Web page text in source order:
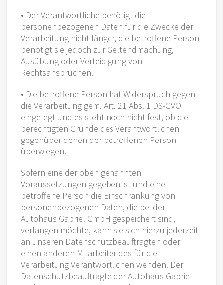
• Der Verantwortliche benötigt die
personenbezogenen Daten für die Zwecke der
Verarbeitung nicht länger, die betroffene Person
benötigt sie jedoch zur Geltendmachung,
Ausübung oder Verteidigung von
Rechtsansprüchen.
• Die betroffene Person hat Widerspruch gegen
die Verarbeitung gem. Art. 21 Abs. 1 DS-GVO
eingelegt und es steht noch nicht fest, ob die
berechtigten Gründe des Verantwortlichen
gegenüber denen der betroffenen Person
überwiegen.
Sofern eine der oben genannten
Voraussetzungen gegeben ist und eine
betroffene Person die Einschränkung von
personenbezogenen Daten, die bei der
Autohaus Gabriel GmbH gespeichert sind,
verlangen möchte, kann sie sich hierzu jederzeit
an unseren Datenschutzbeauftragten oder
einen anderen Mitarbeiter des für die
Verarbeitung Verantwortlichen wenden. Der
Datenschutzbeauftragte der Autohaus Gabriel